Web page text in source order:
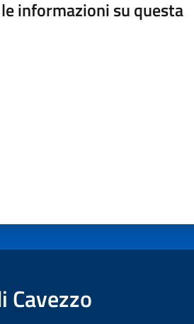
informazioni su questa
Cavezzo